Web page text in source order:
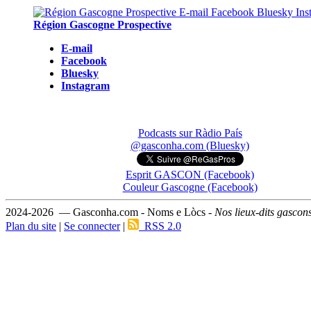
Région Gascogne Prospective
E-mail
Facebook
Bluesky
Instagram
Podcasts sur Ràdio País
@gasconha.com (Bluesky)
Esprit GASCON (Facebook)
Couleur Gascogne (Facebook)
2024-2026 — Gasconha.com - Noms e Lòcs - Nos lieux-dits
Plan du site | Se connecter| RSS 2.0